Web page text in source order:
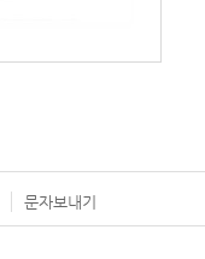
문자보내기